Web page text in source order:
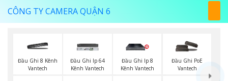
CÔNG TY CAMERA QUẬN 6
Đầu Ghi 8 Kênh
Vantech
Đầu Ghi Ip 64
Kênh Vantech
Đầu Ghi Ip 8
Kênh Vantech
Đầu Ghi PoE
Vantech